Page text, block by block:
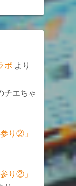
ポ より
チエちゃ
り②」
り②」